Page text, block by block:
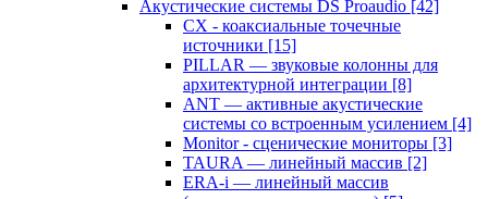
Акустические системы DS Proaudio [42]
CX - коаксиальные точечные
источники [15]
PILLAR — звуковые колонны для
архитектурной интеграции [8]
ANT — активные акустические
системы со встроенным усилением [4]
Monitor - сценические мониторы [3]
TAURA — линейный массив [2]
ERA-i — линейный массив